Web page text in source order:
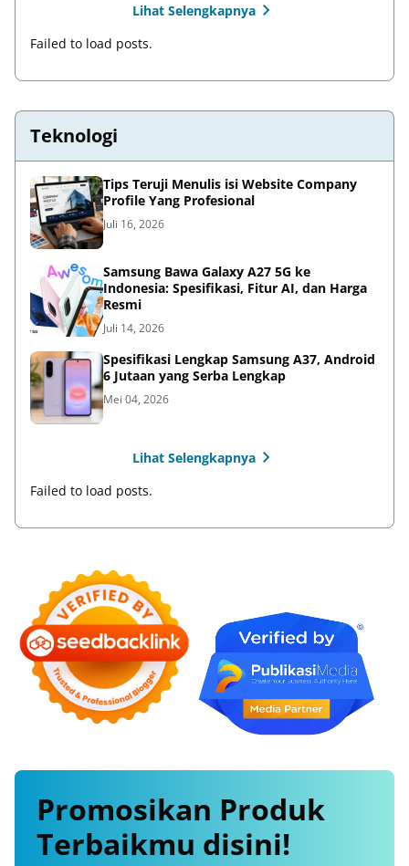
Lihat Selengkapnya
Failed to load posts.
Teknologi
Tips Teruji Menulis isi Website Company
Profile Yang Profesional
Juli 16, 2026
Samsung Bawa Galaxy A27 5G ke
Indonesia: Spesifikasi, Fitur AI, dan Harga
Resmi
Juli 14, 2026
Spesifikasi Lengkap Samsung A37, Android
6 Jutaan yang Serba Lengkap
Mei 04, 2026
Lihat Selengkapnya
Failed to load posts.
Promosikan Produk
Terbaikmu disini!